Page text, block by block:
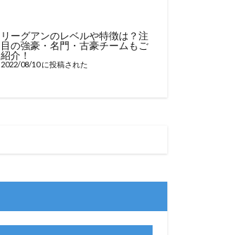
リーグアンのレベルや特徴は？注
目の強豪・名門・古豪チームもご
紹介！
2022/08/10 に投稿された